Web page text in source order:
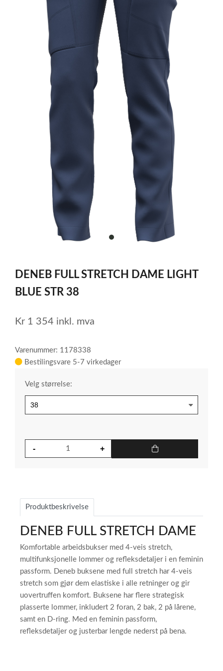
item
of
1
DENEB FULL STRETCH DAME LIGHT
BLUE STR 38
Kr 1 354 inkl. mva
Varenummer: 1178338
Bestilingsvare 5-7 virkedager
Velg størrelse:
Produktbeskrivelse
DENEB FULL STRETCH DAME
Komfortable arbeidsbukser med 4-veis stretch,
multifunksjonelle lommer og refleksdetaljer i en feminin
passform. Deneb buksene med full stretch har 4-veis
stretch som gjør dem elastiske i alle retninger og gir
uovertruffen komfort. Buksene har flere strategisk
plasserte lommer, inkludert 2 foran, 2 bak, 2 på lårene,
samt en D-ring. Med en feminin passform,
refleksdetaljer og justerbar lengde nederst på bena.